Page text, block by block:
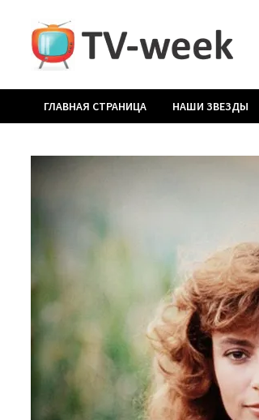
содержимому
ГЛАВНАЯ СТРАНИЦА НАШИ ЗВЕЗДЫ